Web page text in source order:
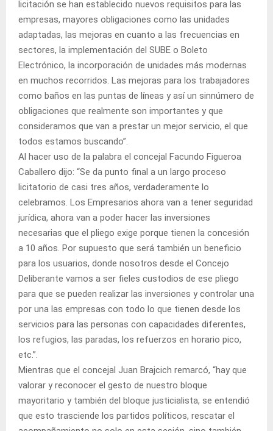
licitación se han establecido nuevos requisitos para las
empresas, mayores obligaciones como las unidades
adaptadas, las mejoras en cuanto a las frecuencias en
sectores, la implementación del SUBE o Boleto
Electrónico, la incorporación de unidades más modernas
en muchos recorridos. Las mejoras para los trabajadores
como baños en las puntas de líneas y así un sinnúmero de
obligaciones que realmente son importantes y que
consideramos que van a prestar un mejor servicio, el que
todos estamos buscando”.
Al hacer uso de la palabra el concejal Facundo Figueroa
Caballero dijo: “Se da punto final a un largo proceso
licitatorio de casi tres años, verdaderamente lo
celebramos. Los Empresarios ahora van a tener seguridad
jurídica, ahora van a poder hacer las inversiones
necesarias que el pliego exige porque tienen la concesión
a 10 años. Por supuesto que será también un beneficio
para los usuarios, donde nosotros desde el Concejo
Deliberante vamos a ser fieles custodios de ese pliego
para que se pueden realizar las inversiones y controlar una
por una las empresas con todo lo que tienen desde los
servicios para las personas con capacidades diferentes,
los refugios, las paradas, los refuerzos en horario pico,
etc.”.
Mientras que el concejal Juan Brajcich remarcó, “hay que
valorar y reconocer el gesto de nuestro bloque
mayoritario y también del bloque justicialista, se entendió
que esto trasciende los partidos políticos, rescatar el